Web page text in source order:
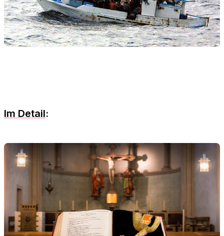
Im Detail: